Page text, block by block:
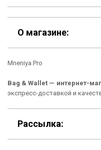
Контакты
Шоурум
Материалы
Подарочные
О нас
Скидки
Кошельки
Сумки
О магазине:
Mneniya.Pro
Bag & Wallet — интернет-
экспресс-доставкой и
Рассылка: